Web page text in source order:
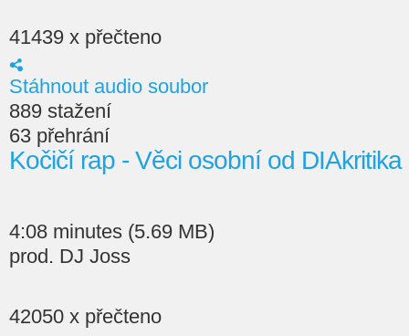
41439 x přečteno
Stáhnout audio soubor
889 stažení
63 přehrání
Kočičí rap - Věci osobní od DIAkritika
4:08 minutes (5.69 MB)
prod. DJ Joss
42050 x přečteno